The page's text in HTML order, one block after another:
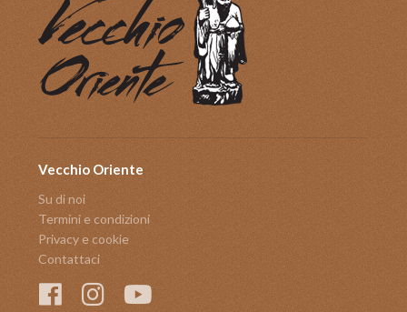
Vecchio Oriente
Su di noi
Termini e condizioni
Privacy e cookie
Contattaci